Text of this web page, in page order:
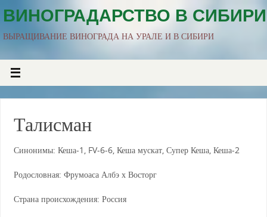
ВИНОГРАДАРСТВО В СИБИРИ
ВЫРАЩИВАНИЕ ВИНОГРАДА НА УРАЛЕ И В СИБИРИ
Талисман
Синонимы: Кеша-1, FV-6-6, Кеша мускат, Супер Кеша, Кеша-2
Родословная: Фрумоаса Албэ х Восторг
Страна происхождения: Россия